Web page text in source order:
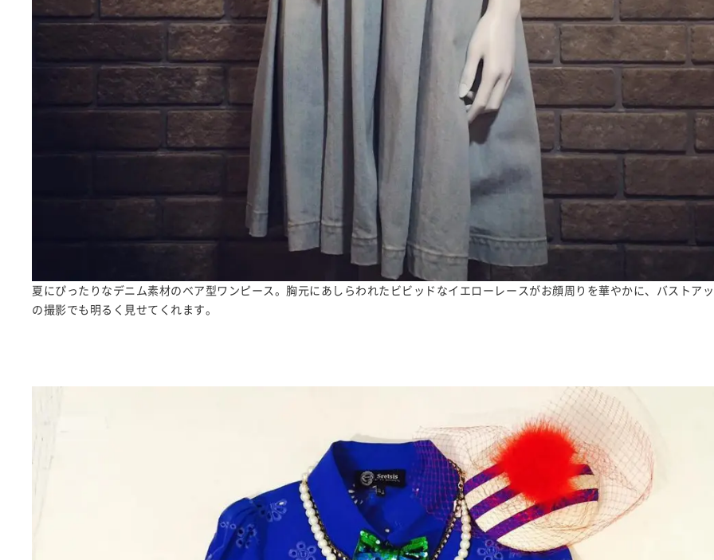
夏にぴったりなデニム素材のベア型ワンピース。胸元にあしらわれたビビッドなイエローレースがお顔周りを華やかに、バストア
の撮影でも明るく見せてくれます。